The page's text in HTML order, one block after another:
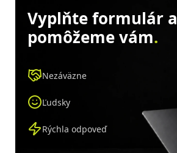
Vyplňte formulár a
pomôžeme vám.
Nezáväzne
Ľudsky
Rýchla odpoveď